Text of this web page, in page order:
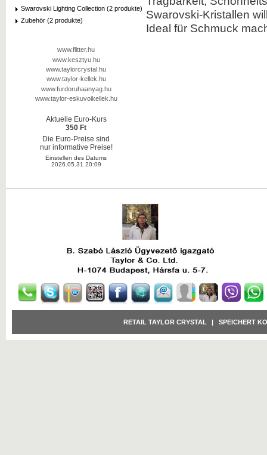
Swarovski Lighting Collection (2 produkte)
Zubehör (2 produkte)
www.flitter.hu
www.kesztyu.hu
www.taylorcrystal.hu
www.taylor-kellek.hu
www.furdoruhaanyag.hu
www.taylor-eskuvoikellek.hu
Aktuelle Euro-Kurs
350 Ft
Die Euro-Preise sind
nur informative Preise!
Einstellen des Datums
2026.05.31 20:09
Swarovski-Kristallen
Ideal für Schmuck
RETAIL TAYLOR CRYSTAL SPEICHERT